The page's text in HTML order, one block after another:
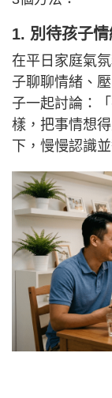
1. 別待孩子
在平日家庭氣
子聊聊情緒、
子一起討論：
樣，把事情想
下，慢慢認識